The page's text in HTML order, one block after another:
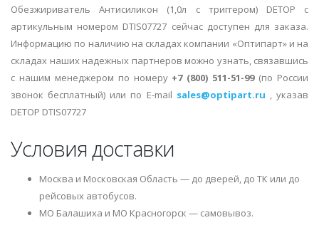
Обезжириватель Антисиликон (1,0л с триггером) DETOP с
артикульным номером DTIS07727 сейчас доступен для заказа.
Информацию по наличию на складах компании «Оптипарт» и на
складах наших надежных партнеров можно узнать, связавшись
с нашим менеджером по номеру +7 (800) 511-51-99(по России
звонок бесплатный) или по E-mail sales@optipart.ru , указав
DETOP DTIS07727
Условия доставки
Москва и Московская Область — до дверей, до ТК или до
рейсовых автобусов.
МО Балашиха и МО Красногорск — самовывоз.